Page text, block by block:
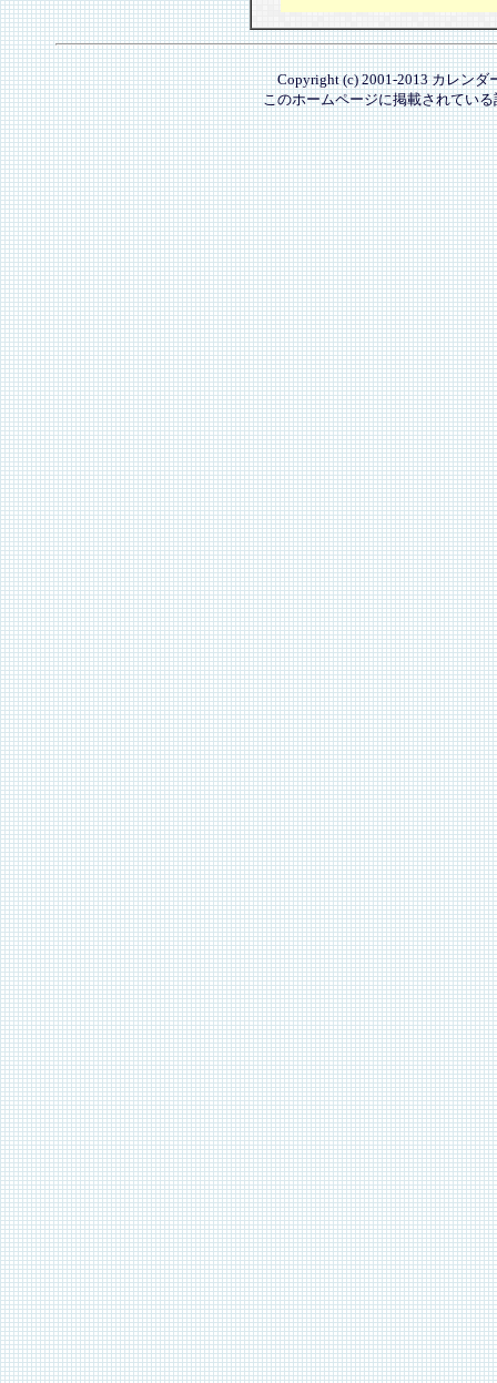
Copyright (c) 2001-2013 カレンダ
このホームページに掲載されてい